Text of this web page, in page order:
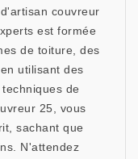
couvreur
est formée
de toiture, des
utilisant des
de
25, vous
sachant que
N'attendez